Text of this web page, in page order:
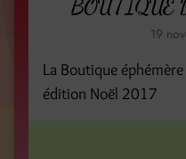
BOUTIQUE
19
La Boutique
édition Noël 2017